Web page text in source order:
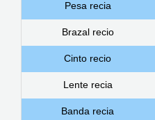
Pesa recia
Brazal recio
Cinto recio
Lente recia
Banda recia